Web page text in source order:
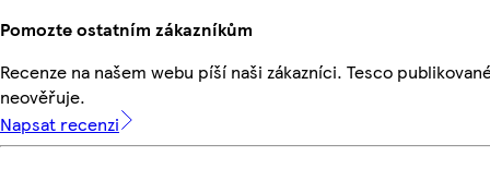
Pomozte ostatním zákazníkům
Recenze na našem webu píší naši zákazníci. Tesco
neověřuje.
Napsat recenzi